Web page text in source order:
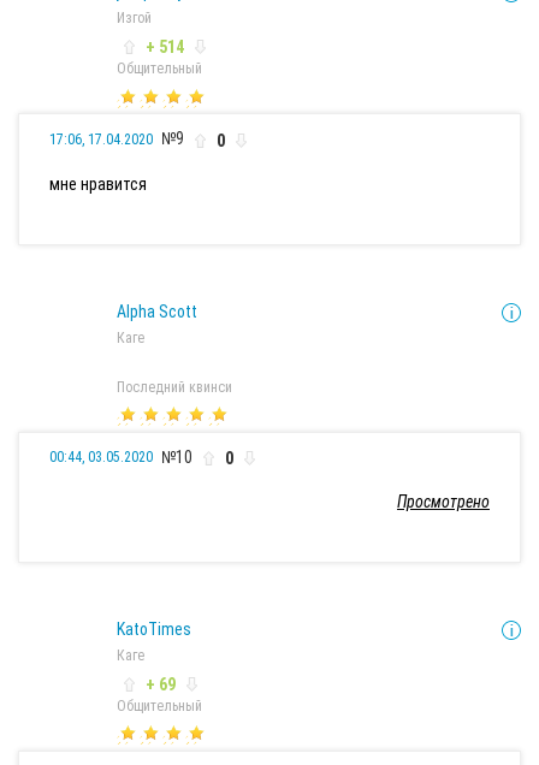
Изгой
+ 514
Общительный
17:06, 17.04.2020 №9 0
мне нравится
Alpha Scott
Каге
Последний квинси
00:44, 03.05.2020 №10 0
Просмотрено
KatoTimes
Каге
+ 69
Общительный